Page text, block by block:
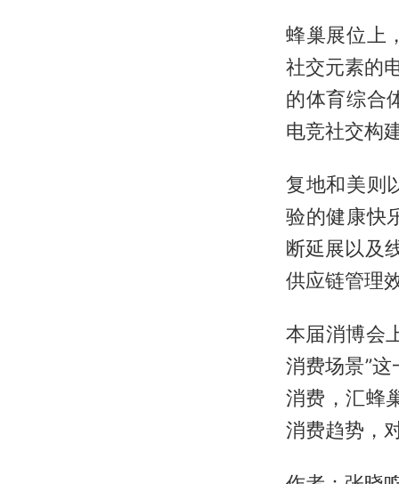
蜂巢展位上
社交元素的
的体育综合
电竞社交构
复地和美则
验的健康快
断延展以及
供应链管理
本届消博会
消费场景”
消费，汇蜂
消费趋势，